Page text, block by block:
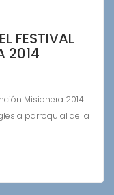
FESTIVAL
2014
Misionera 2014.
parroquial de la